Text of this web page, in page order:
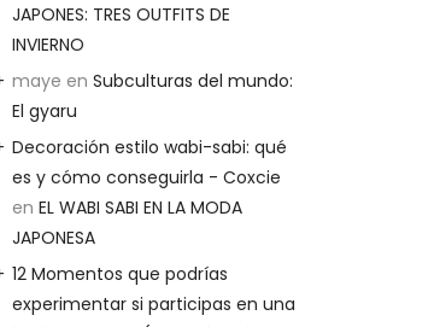
JAPONES: TRES OUTFITS DE
INVIERNO
maye en Subculturas del mundo:
El gyaru
Decoración estilo wabi-sabi: qué
es y cómo conseguirla - Coxcie
en EL WABI SABI EN LA MODA
JAPONESA
12 Momentos que podrías
experimentar si participas en una